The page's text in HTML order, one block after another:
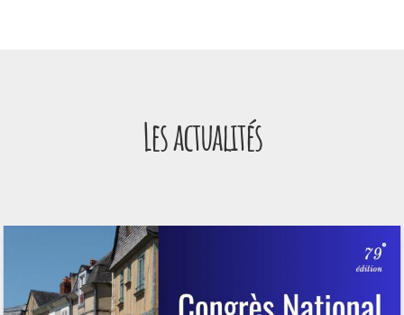
Les actualités